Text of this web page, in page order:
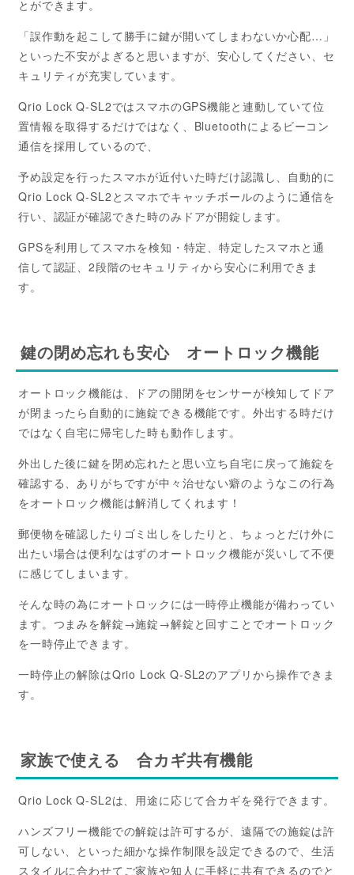
とができます。
「誤作動を起こして勝手に鍵が開いてしまわないか心配…」
といった不安がよぎると思いますが、安心してください、セ
キュリティが充実しています。
Qrio Lock Q-SL2ではスマホのGPS機能と連動していて位
置情報を取得するだけではなく、Bluetoothによるビーコン
通信を採用しているので、
予め設定を行ったスマホが近付いた時だけ認識し、自動的に
Qrio Lock Q-SL2とスマホでキャッチボールのように通信を
行い、認証が確認できた時のみドアが開錠します。
GPSを利用してスマホを検知・特定、特定したスマホと通
信して認証、2段階のセキュリティから安心に利用できま
す。
鍵の閉め忘れも安心 オートロック機能
オートロック機能は、ドアの開閉をセンサーが検知してドア
が閉まったら自動的に施錠できる機能です。外出する時だけ
ではなく自宅に帰宅した時も動作します。
外出した後に鍵を閉め忘れたと思い立ち自宅に戻って施錠を
確認する、ありがちですが中々治せない癖のようなこの行為
をオートロック機能は解消してくれます！
郵便物を確認したりゴミ出しをしたりと、ちょっとだけ外に
出たい場合は便利なはずのオートロック機能が災いして不便
に感じてしまいます。
そんな時の為にオートロックには一時停止機能が備わってい
ます。つまみを解錠→施錠→解錠と回すことでオートロック
を一時停止できます。
一時停止の解除はQrio Lock Q-SL2のアプリから操作できま
す。
家族で使える 合カギ共有機能
Qrio Lock Q-SL2は、用途に応じて合カギを発行できます。
ハンズフリー機能での解錠は許可するが、遠隔での施錠は許
可しない、といった細かな操作制限を設定できるので、生活
スタイルに合わせてご家族や知人に手軽に共有できるのでと